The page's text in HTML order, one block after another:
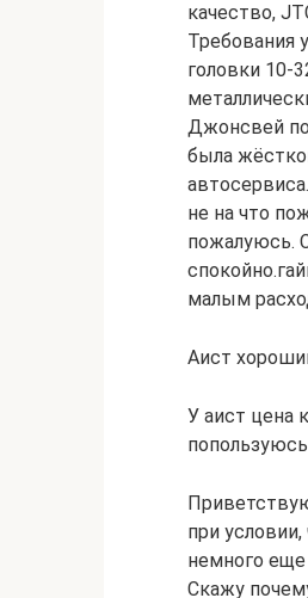
качество,
Требования
головки 10-
Джонсвей
была
не на что
пожалуюсь.
малым
Аист
У аист цена
при
немного
Скажу